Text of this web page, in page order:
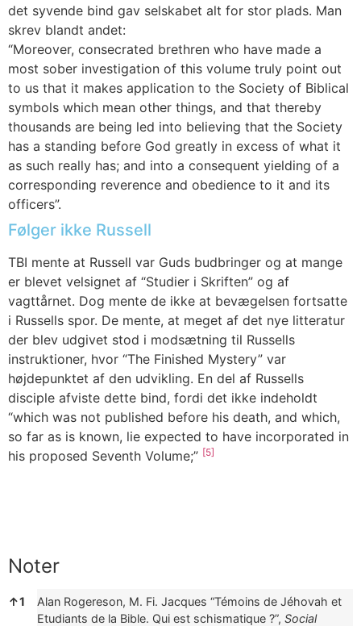
det syvende bind gav selskabet alt for stor plads. Man
skrev blandt andet:
“Moreover, consecrated brethren who have made a
most sober investigation of this volume truly point out
to us that it makes application to the Society of Biblical
symbols which mean other things, and that thereby
thousands are being led into believing that the Society
has a standing before God greatly in excess of what it
as such really has; and into a consequent yielding of a
corresponding reverence and obedience to it and its
officers”.
Følger ikke Russell
TBI mente at Russell var Guds budbringer og at mange
er blevet velsignet af “Studier i Skriften” og af
vagttårnet. Dog mente de ikke at bevægelsen fortsatte
i Russells spor. De mente, at meget af det nye litteratur
der blev udgivet stod i modsætning til Russells
instruktioner, hvor “The Finished Mystery” var
højdepunktet af den udvikling. En del af Russells
disciple afviste dette bind, fordi det ikke indeholdt
“which was not published before his death, and which,
so far as is known, lie expected to have incorporated in
his proposed Seventh Volume;” [5]
Noter
Noter
↑1
Alan Rogereson, M. Fi. Jacques “Témoins de Jéhovah et
Etudiants de la Bible. Qui est schismatique ?”, Social